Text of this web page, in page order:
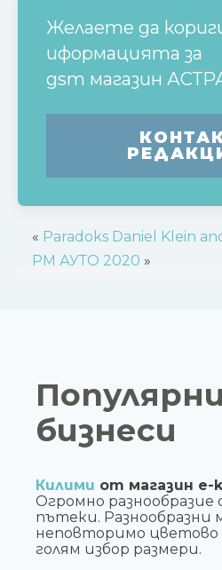
Желаете да
иформацията за
gsm магазин
« Paradoks Daniel Klein
РМ АУТО 2020 »
Популярни
бизнеси
Килими от магазин e-
Огромно
пътеки. Разнообразни
неповторимо цветово
голям избор размери.